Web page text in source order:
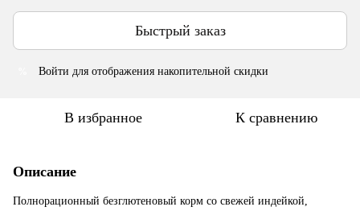
Быстрый заказ
Войти для отображения накопительной скидки
В избранное К сравнению
Описание
Полнорационный безглютеновый корм со свежей индейкой,